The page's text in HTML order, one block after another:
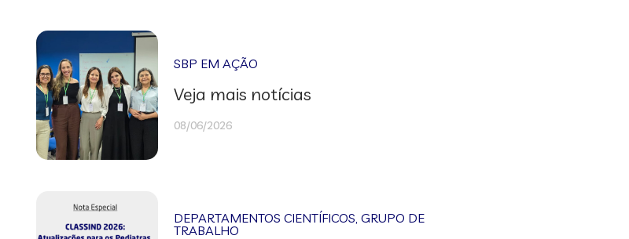
SBP EM AÇÃO
Veja mais notícias
08/06/2026
DEPARTAMENTOS CIENTÍFICOS,GRUPO DE
TRABALHO